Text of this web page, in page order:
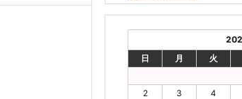
日
月 火
2
3 4